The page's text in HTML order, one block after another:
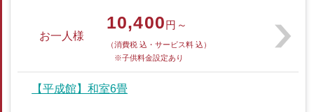
お一人様
10,400円～
（消費税 込・サービス料 込）
※子供料金設定あり
【平成館】和室6畳